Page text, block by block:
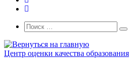
Search
Поиск
Поиск
Центр оценки качества образования